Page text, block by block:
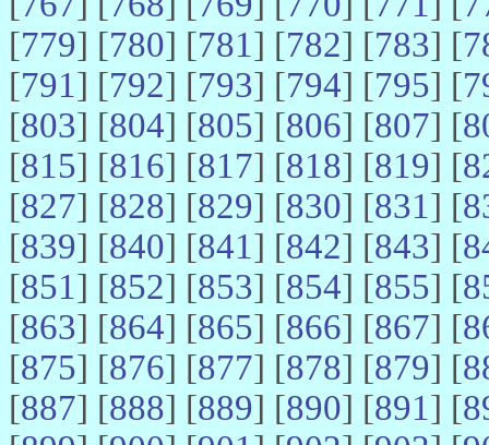
[779] [780] [781] [782] [783] [
[791] [792] [793] [794] [795] [
[803] [804] [805] [806] [807] [
[815] [816] [817] [818] [819] [
[827] [828] [829] [830] [831] [
[839] [840] [841] [842] [843] [
[851] [852] [853] [854] [855] [
[863] [864] [865] [866] [867] [
[875] [876] [877] [878] [879] [
[887] [888] [889] [890] [891] [